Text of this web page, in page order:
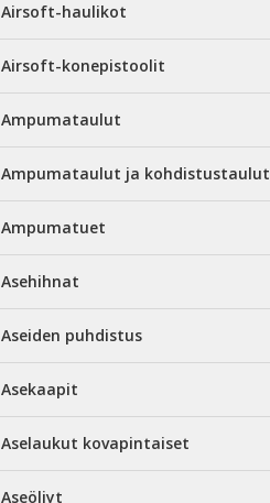
Airsoft-haulikot
Airsoft-konepistoolit
Ampumataulut
Ampumataulut ja kohdistustaulut
Ampumatuet
Asehihnat
Aseiden puhdistus
Asekaapit
Aselaukut kovapintaiset
Aseöljyt